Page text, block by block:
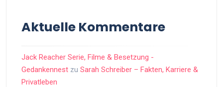
Aktuelle Kommentare
Jack Reacher Serie, Filme & Besetzung -
Gedankennest zu Sarah Schreiber – Fakten, Karriere &
Privatleben